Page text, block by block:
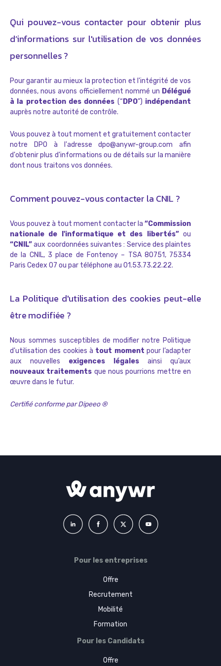
Qui pouvez-vous contacter pour obtenir plus
d’informations sur l'utilisation de vos données
personnelles ?
Pour garantir au mieux la protection et l'intégrité de vos
données, nous avons officiellement nommé un Délégué
à la protection des données (“DPO”) indépendant
auprès notre autorité de contrôle.
Vous pouvez à tout moment et gratuitement contacter
notre DPO à l'adresse dpo@anywr-group.com afin
d'obtenir plus d'informations ou de détails sur la manière
dont nous traitons vos données.
Comment pouvez-vous contacter la CNIL ?
Vous pouvez à tout moment contacter la“Commission
nationale de l'informatique et des libertés”ou
“CNIL”aux coordonnées suivantes : Service des plaintes
de la CNIL, 3 place de Fontenoy – TSA 80751, 75334
Paris Cedex 07 ou par téléphone au 01.53.73.22.22.
La Politique d'utilisation des cookies peut-elle
être modifiée ?
Nous sommes susceptibles de modifier notre Politique
d'utilisation des cookies à tout moment pour l’adapter
aux nouvelles exigences légales ainsi qu’aux
nouveaux traitements que nous pourrions mettre en
œuvre dans le futur.
Certifié conforme par Dipeeo ®
Pour les entreprises
Offre
Recrutement
Mobilité
Formation
Pour les Candidats
Offre